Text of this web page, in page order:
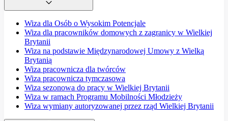
Wiza dla Osób o Wysokim Potencjale
Wiza dla pracowników domowych z zagranicy w Wielkiej
Brytanii
Wiza na podstawie Międzynarodowej Umowy z Wielką
Brytanią
Wiza pracownicza dla twórców
Wiza pracownicza tymczasowa
Wiza sezonowa do pracy w Wielkiej Brytanii
Wiza w ramach Programu Mobilności Młodzieży
Wiza wymiany autoryzowanej przez rząd Wielkiej Brytanii